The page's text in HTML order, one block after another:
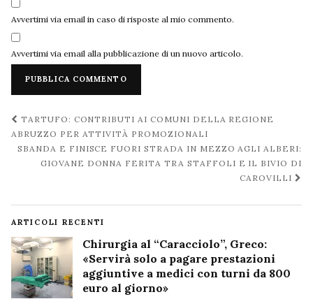
Avvertimi via email in caso di risposte al mio commento.
Avvertimi via email alla pubblicazione di un nuovo articolo.
Navigazione
post
TARTUFO: CONTRIBUTI AI COMUNI DELLA REGIONE
ABRUZZO PER ATTIVITÀ PROMOZIONALI
SBANDA E FINISCE FUORI STRADA IN MEZZO AGLI ALBERI:
GIOVANE DONNA FERITA TRA STAFFOLI E IL BIVIO DI
CAROVILLI
ARTICOLI RECENTI
Chirurgia al “Caracciolo”, Greco:
«Servirà solo a pagare prestazioni
aggiuntive a medici con turni da 800
euro al giorno»